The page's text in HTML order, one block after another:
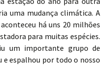
uma mudança climática. A
há uns 20 milhões
para muitas espécies.
um importante grupo de
e espalhou por todo o nosso